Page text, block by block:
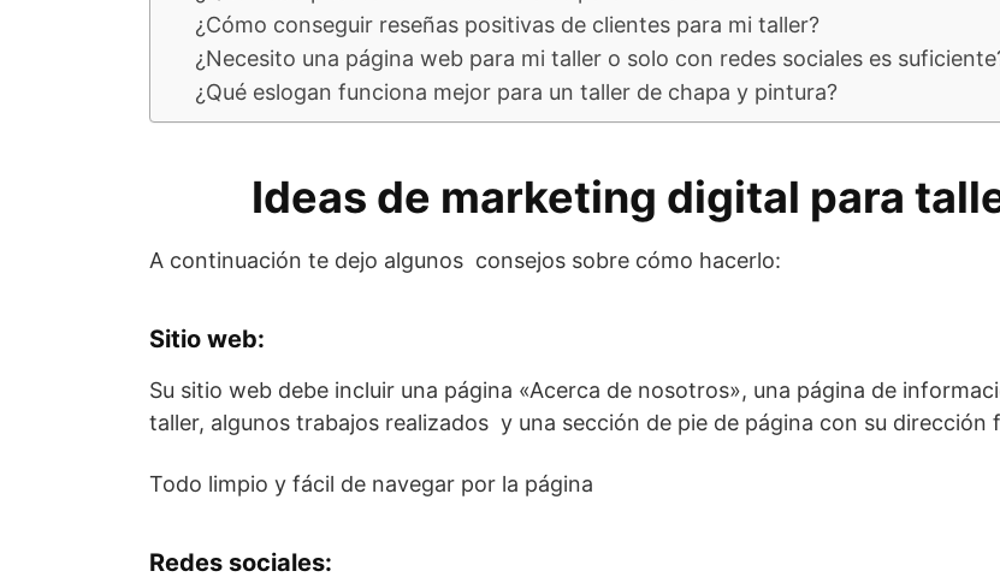
¿Cómo conseguir reseñas positivas de clientes para mi taller?
¿Necesito una página web para mi taller o solo con redes sociales es
¿Qué eslogan funciona mejor para un taller de chapa y pintura?
Ideas de marketing digital para
A continuación te dejo algunos consejos sobre cómo hacerlo:
Sitio web:
Su sitio web debe incluir una página «Acerca de nosotros», una página de
taller, algunos trabajos realizados y una sección de pie de página con su dirección
Todo limpio y fácil de navegar por la página
Redes sociales: